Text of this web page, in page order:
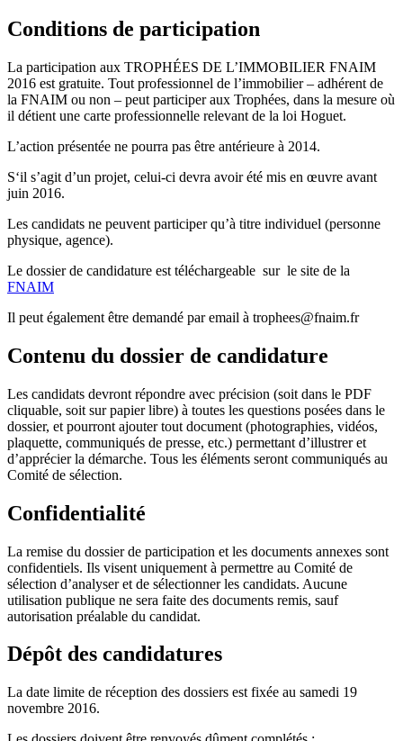
Conditions de participation
La participation aux TROPHÉES DE L’IMMOBILIER FNAIM
2016 est gratuite. Tout professionnel de l’immobilier – adhérent de
la FNAIM ou non – peut participer aux Trophées, dans la mesure où
il détient une carte professionnelle relevant de la loi Hoguet.
L’action présentée ne pourra pas être antérieure à 2014.
S‘il s’agit d’un projet, celui-ci devra avoir été mis en œuvre avant
juin 2016.
Les candidats ne peuvent participer qu’à titre individuel (personne
physique, agence).
Le dossier de candidature est téléchargeable sur le site de la
FNAIM
Il peut également être demandé par email à trophees@fnaim.fr
Contenu du dossier de candidature
Les candidats devront répondre avec précision (soit dans le PDF
cliquable, soit sur papier libre) à toutes les questions posées dans le
dossier, et pourront ajouter tout document (photographies, vidéos,
plaquette, communiqués de presse, etc.) permettant d’illustrer et
d’apprécier la démarche. Tous les éléments seront communiqués au
Comité de sélection.
Confidentialité
La remise du dossier de participation et les documents annexes sont
confidentiels. Ils visent uniquement à permettre au Comité de
sélection d’analyser et de sélectionner les candidats. Aucune
utilisation publique ne sera faite des documents remis, sauf
autorisation préalable du candidat.
Dépôt des candidatures
La date limite de réception des dossiers est fixée au samedi 19
novembre 2016.